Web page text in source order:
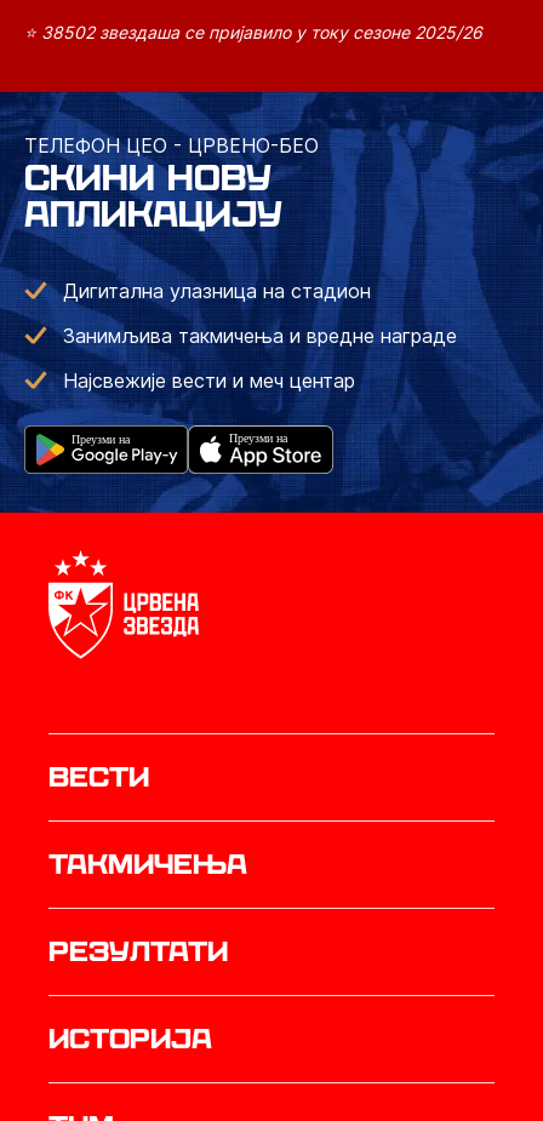
⭐ 38502 звездаша се пријавило у току сезоне 2025/26
ТЕЛЕФОН ЦЕО - ЦРВЕНО-БЕО
СКИНИ НОВУ
АПЛИКАЦИЈУ
Дигитална улазница на стадион
Занимљива такмичења и вредне награде
Најсвежије вести и меч центар
Вести
Такмичења
резултати
историја